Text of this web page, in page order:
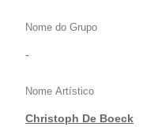
Nome do Grupo
-
Nome Artístico
Christoph De Boeck